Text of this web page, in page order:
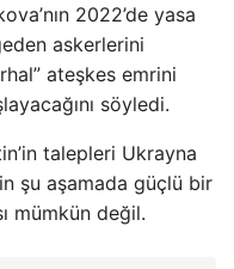
2022’de yasa
askerlerini
ateşkes emrini
söyledi.
talepleri Ukrayna
şu aşamada güçlü bir
mümkün değil.